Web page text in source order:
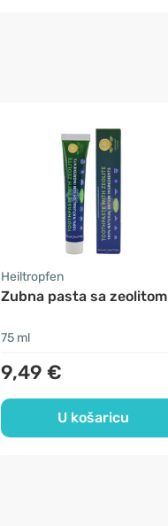
Heiltropfen
Zubna pasta sa zeolitom
75 ml
9,49 €
U košaricu